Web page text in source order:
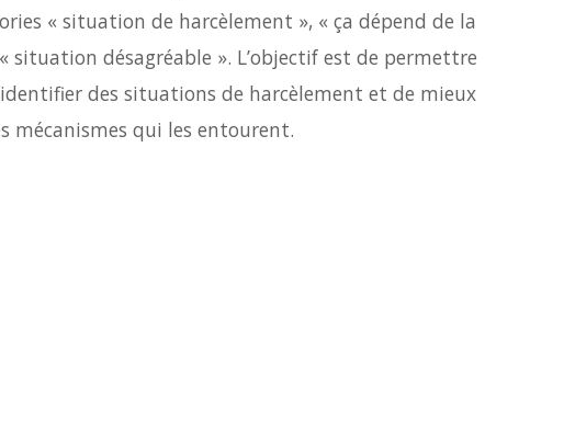
« situation de harcèlement », « ça dépend de la
situation désagréable ». L’objectif est de permettre
des situations de harcèlement et de mieux
mécanismes qui les entourent.